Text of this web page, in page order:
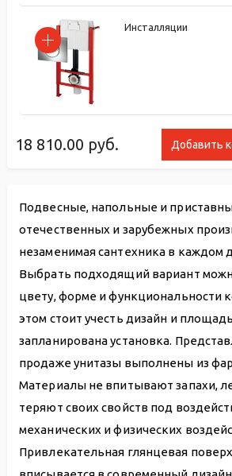
18 810.00 руб. Добавить
Инсталляции
Подвесные, напольные и
отечественных и зарубежных
незаменимая сантехника в каждом
Выбрать подходящий вариант
цвету, форме и функциональности
этом стоит учесть дизайн и
запланирована установка.
продаже унитазы выполнены из
Материалы не впитывают запахи,
теряют своих свойств под
механических и физических
Привлекательная глянцевая